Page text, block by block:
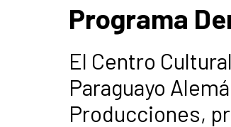
Programa
El Centro
Paraguayo
Producciones,